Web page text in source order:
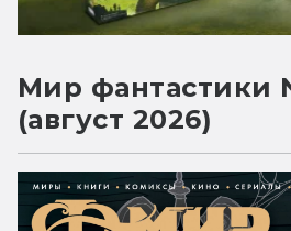
Мир фантастики
(август 2026)